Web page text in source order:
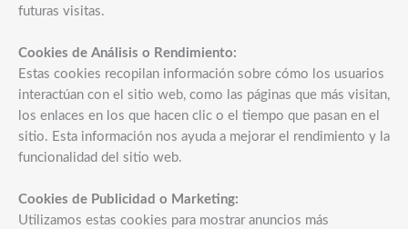
futuras visitas.
Cookies de Análisis o Rendimiento:
Estas cookies recopilan información sobre cómo los usuarios
interactúan con el sitio web, como las páginas que más visitan,
los enlaces en los que hacen clic o el tiempo que pasan en el
sitio. Esta información nos ayuda a mejorar el rendimiento y la
funcionalidad del sitio web.
Cookies de Publicidad o Marketing:
Utilizamos estas cookies para mostrar anuncios más